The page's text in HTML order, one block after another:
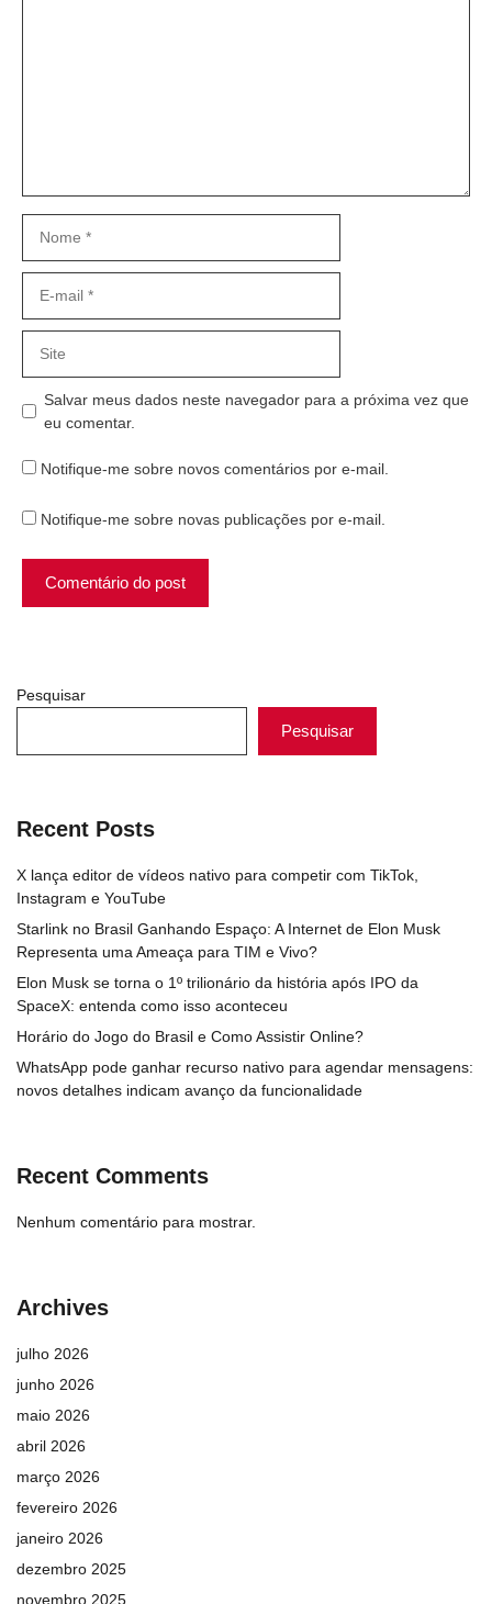
mail
Salvar meus dados neste navegador para a próxima vez que
eu comentar.
Notifique-me sobre novos comentários por e-mail.
Notifique-me sobre novas publicações por e-mail.
Pesquisar
Pesquisar
Recent Posts
X lança editor de vídeos nativo para competir com TikTok,
Instagram e YouTube
Starlink no Brasil Ganhando Espaço: A Internet de Elon Musk
Representa uma Ameaça para TIM e Vivo?
Elon Musk se torna o 1º trilionário da história após IPO da
SpaceX: entenda como isso aconteceu
Horário do Jogo do Brasil e Como Assistir Online?
WhatsApp pode ganhar recurso nativo para agendar mensagens:
novos detalhes indicam avanço da funcionalidade
Recent Comments
Nenhum comentário para mostrar.
Archives
julho 2026
junho 2026
maio 2026
abril 2026
março 2026
fevereiro 2026
janeiro 2026
dezembro 2025
novembro 2025